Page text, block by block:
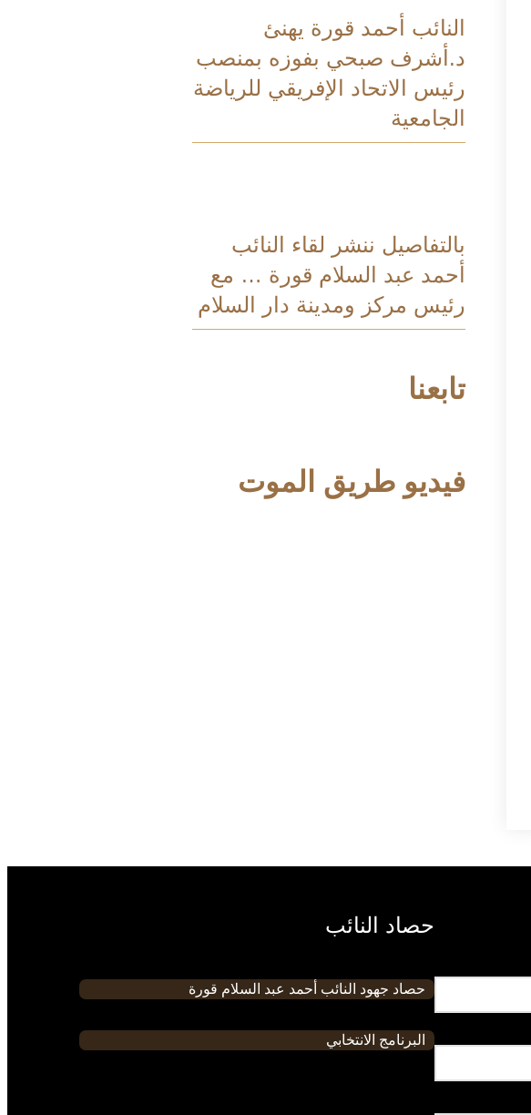
النائب أحمد قورة يهنئ
د.أشرف صبحي بفوزه بمنصب
رئيس الاتحاد الإفريقي للرياضة
الجامعية
بالتفاصيل ننشر لقاء النائب
أحمد عبد السلام قورة … مع
رئيس مركز ومدينة دار السلام
تابعنا
فيديو طريق الموت
حصاد النائب
حصاد جهود النائب أحمد عبد السلام قورة
البرنامج الانتخابي